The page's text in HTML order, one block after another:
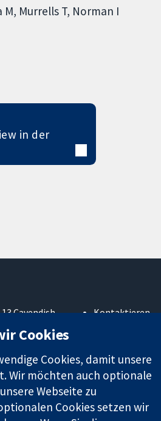
M Murrells T Norman I
in der
Cavendish
Kontaktieren
Pressestelle
Über uns
Cochrane
Library
Cookies
Cookies, damit unsere
Wir möchten auch optionale
Webseite zu
Cookies setzen wir